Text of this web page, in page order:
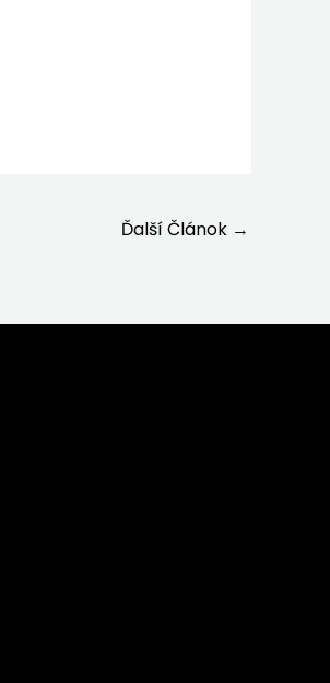
Ďalší Článok →